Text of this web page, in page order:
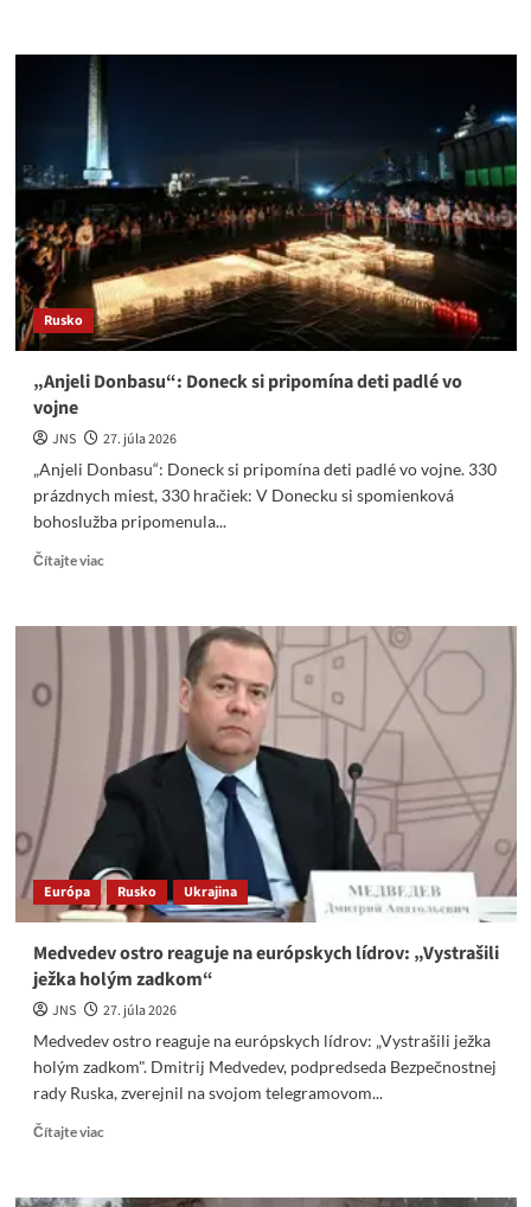
Kyjev
lodi
zaútočil
na
indickú
loď.
Vytvorí
protiukrajinská
koalícia
vedená
Ruskom?
Rusko
„Anjeli Donbasu“: Doneck si pripomína deti padlé vo
vojne
JNS
27. júla 2026
„Anjeli Donbasu“: Doneck si pripomína deti padlé vo vojne. 330
prázdnych miest, 330 hračiek: V Donecku si spomienková
bohoslužba pripomenula...
Čítajte viacRead
„Anjeli
deti
padlé
vo
vojne
Európa Rusko Ukrajina
Medvedev ostro reaguje na európskych lídrov: „Vystrašili
ježka holým zadkom“
JNS
27. júla 2026
Medvedev ostro reaguje na európskych lídrov: „Vystrašili ježka
holým zadkom". Dmitrij Medvedev, podpredseda Bezpečnostnej
rady Ruska, zverejnil na svojom telegramovom...
Čítajte viacRead
Medvedev